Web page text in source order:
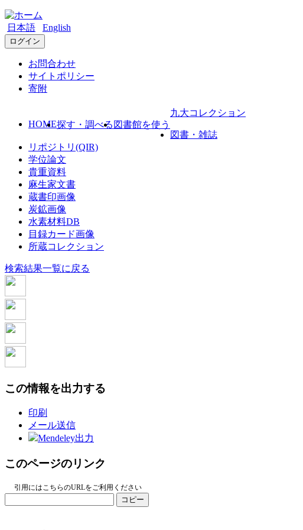
日本語 English
ログイン
お問合わせ
サイトポリシー
寄附
HOME探す・調べる 図書館を使う
九大コレクション
図書・雑誌
リポジトリ(QIR)
学位論文
貴重資料
麻生家文書
蔵書印画像
炭鉱画像
水素材料DB
目録カード画像
所蔵コレクション
検索結果一覧に戻る
この情報を出力する
印刷
メール送信
Mendeley出力
このページのリンク
引用にはこちらのURLをご利用ください
コピー